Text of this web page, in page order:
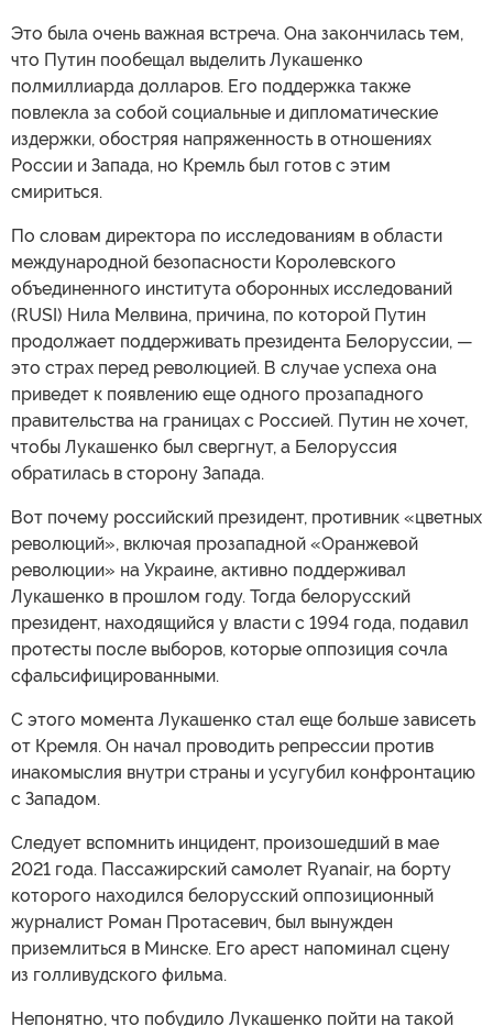
Это была очень важная встреча. Она закончилась тем,
что Путин пообещал выделить Лукашенко
полмиллиарда долларов. Его поддержка также
повлекла за собой социальные и дипломатические
издержки, обостряя напряженность в отношениях
России и Запада, но Кремль был готов с этим
смириться.
По словам директора по исследованиям в области
международной безопасности Королевского
объединенного института оборонных исследований
(RUSI) Нила Мелвина, причина, по которой Путин
продолжает поддерживать президента Белоруссии, —
это страх перед революцией. В случае успеха она
приведет к появлению еще одного прозападного
правительства на границах с Россией. Путин не хочет,
чтобы Лукашенко был свергнут, а Белоруссия
обратилась в сторону Запада.
Вот почему российский президент, противник «цветных
революций», включая прозападной «Оранжевой
революции» на Украине, активно поддерживал
Лукашенко в прошлом году. Тогда белорусский
президент, находящийся у власти с 1994 года, подавил
протесты после выборов, которые оппозиция сочла
сфальсифицированными.
С этого момента Лукашенко стал еще больше зависеть
от Кремля. Он начал проводить репрессии против
инакомыслия внутри страны и усугубил конфронтацию
с Западом.
Следует вспомнить инцидент, произошедший в мае
2021 года. Пассажирский самолет Ryanair, на борту
которого находился белорусский оппозиционный
журналист Роман Протасевич, был вынужден
приземлиться в Минске. Его арест напоминал сцену
из голливудского фильма.
Непонятно, что побудило Лукашенко пойти на такой